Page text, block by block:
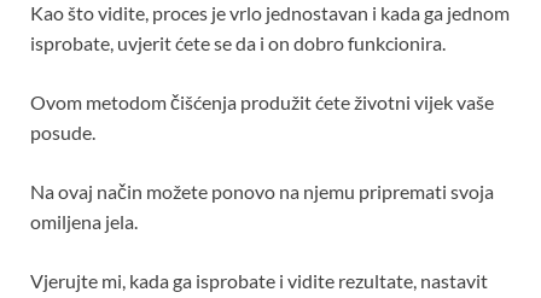
Kao što vidite, proces je vrlo jednostavan i kada ga jednom
isprobate, uvjerit ćete se da i on dobro funkcionira.
Ovom metodom čišćenja produžit ćete životni vijek vaše
posude.
Na ovaj način možete ponovo na njemu pripremati svoja
omiljena jela.
Vjerujte mi, kada ga isprobate i vidite rezultate, nastavit